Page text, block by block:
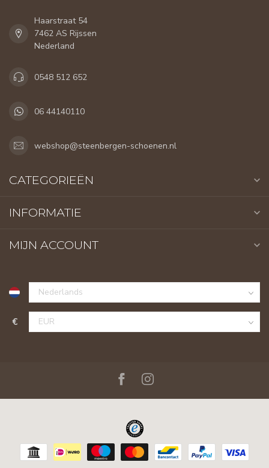
Haarstraat 54
7462 AS Rijssen
Nederland
0548 512 652
06 44140110
webshop@steenbergen-schoenen.nl
CATEGORIEËN
INFORMATIE
MIJN ACCOUNT
€